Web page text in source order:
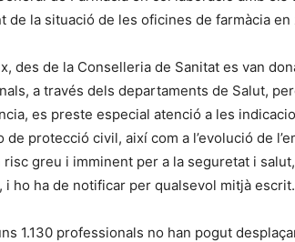
de la situació de les oficines de farmàcia en
des de la Conselleria de Sanitat es van
a través dels departaments de Salut,
es preste especial atenció a les
de protecció civil, així com a l’evolució de
risc greu i imminent per a la seguretat i
i ho ha de notificar per qualsevol mitjà escrit.
1.130 professionals no han pogut